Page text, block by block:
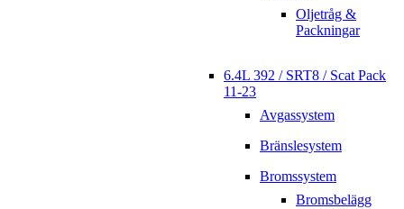
Oljetråg &
Packningar
6.4L 392 / SRT8 / Scat Pack
11-23
Avgassystem
Bränslesystem
Bromssystem
Bromsbelägg